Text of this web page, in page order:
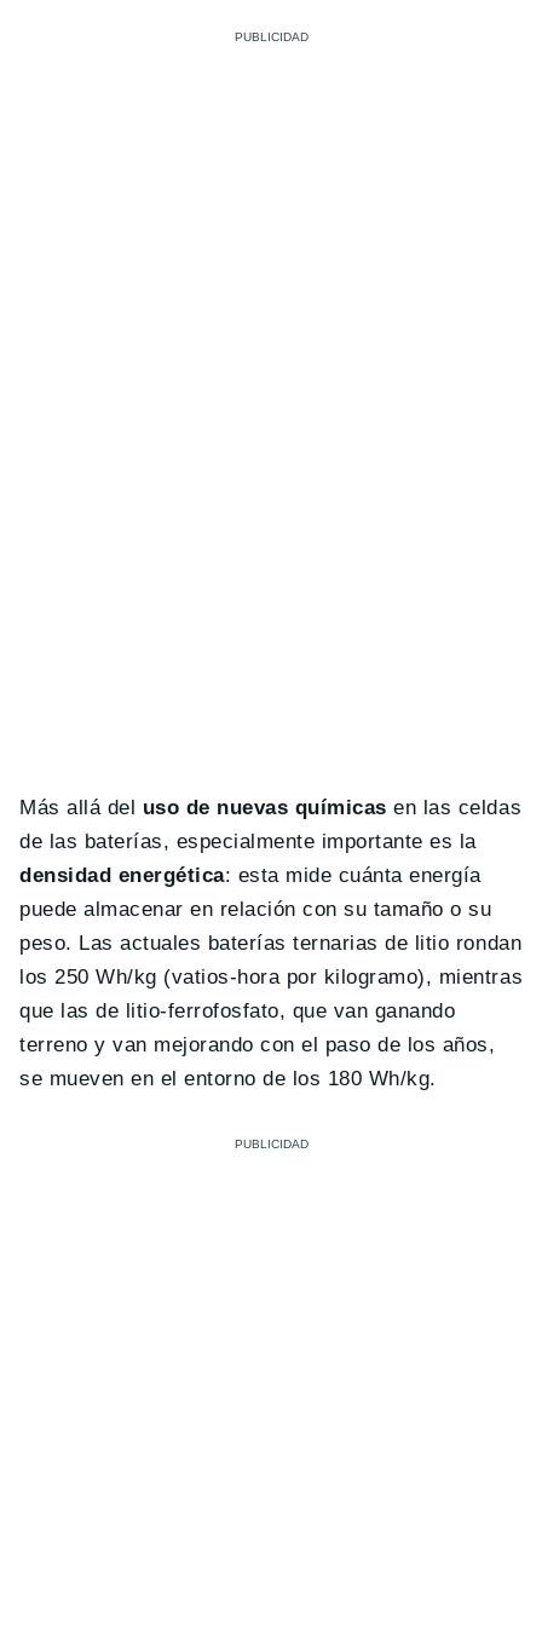
Más allá del uso de nuevas químicas en las celdas
de las baterías, especialmente importante es la
densidad energética: esta mide cuánta energía
puede almacenar en relación con su tamaño o su
peso. Las actuales baterías ternarias de litio rondan
los 250 Wh/kg (vatios-hora por kilogramo), mientras
que las de litio-ferrofosfato, que van ganando
terreno y van mejorando con el paso de los años,
se mueven en el entorno de los 180 Wh/kg.